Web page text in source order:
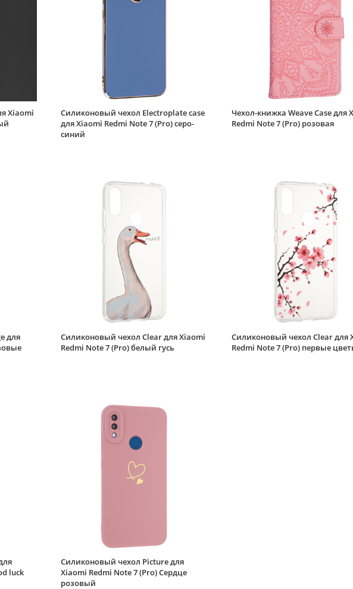
Xiaomi
Силиконовый чехол Electroplate case
для Xiaomi Redmi Note 7 (Pro) серо-
синий
Чехол-книжка Weave Case для
Redmi Note 7 (Pro) розовая
для
Силиконовый чехол Clear для Xiaomi
Redmi Note 7 (Pro) белый гусь
Силиконовый чехол Clear для
Redmi Note 7 (Pro) первые
luck
Силиконовый чехол Picture для
Xiaomi Redmi Note 7 (Pro) Сердце
розовый